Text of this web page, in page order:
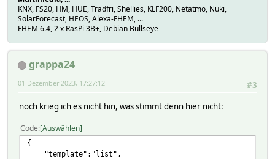
KNX, FS20, HM, HUE, Tradfri, Shellies, KLF200, Netatmo, Nuki,
SolarForecast, HEOS, Alexa-FHEM, ...
FHEM 6.4, 2 x RasPi 3B+, Debian Bullseye
grappa24
#3
01 Dezember 2023, 17:27:12
noch krieg ich es nicht hin, was stimmt denn hier nicht:
Code Auswählen
{
"template":"list",